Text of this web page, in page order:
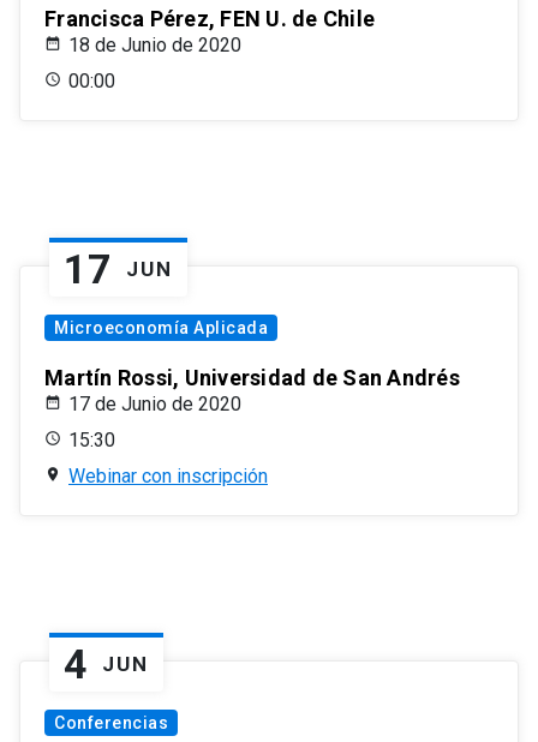
Francisca Pérez, FEN U. de Chile
18 de Junio de 2020
00:00
17 JUN
Microeconomía Aplicada
Martín Rossi, Universidad de San Andrés
17 de Junio de 2020
15:30
Webinar con inscripción
4 JUN
Conferencias